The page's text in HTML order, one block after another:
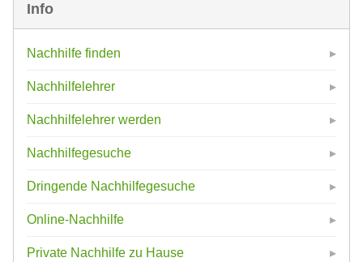
Info
Nachhilfe finden
Nachhilfelehrer
Nachhilfelehrer werden
Nachhilfegesuche
Dringende Nachhilfegesuche
Online-Nachhilfe
Private Nachhilfe zu Hause